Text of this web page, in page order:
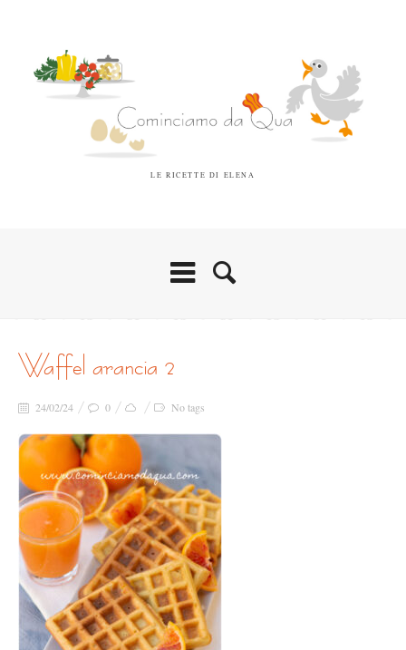
LE RICETTE DI ELENA
waffel arancia 2
24/02/24 0 No tags